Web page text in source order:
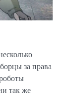
за права
так же